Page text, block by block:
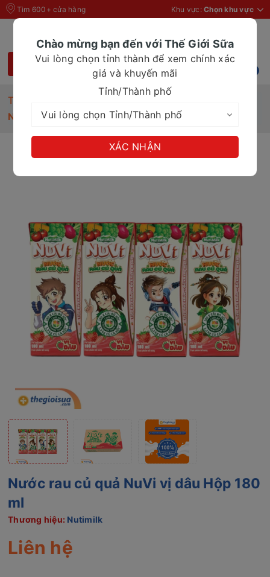
Tìm 600+ cửa hàng Khu vực: Chọn khu vực
Trang chủ
Nước rau củ quả NuVi vị dâu Hộp 180 ml
Nước rau củ quả NuVi vị dâu Hộp 180
ml
Thương hiệu: Nutimilk
Liên hệ
Chào mừng bạn đến với Thế Giới Sữa
Vui lòng chọn tỉnh thành để xem chính xác
giá và khuyến mãi
Tỉnh/Thành phố
XÁC NHẬN